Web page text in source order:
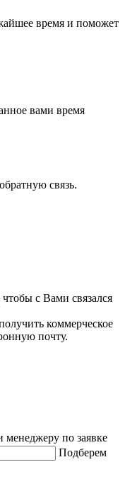
время и поможет
вами время
связь.
с Вами связался
коммерческое
почту.
менеджеру по заявке
Подберем